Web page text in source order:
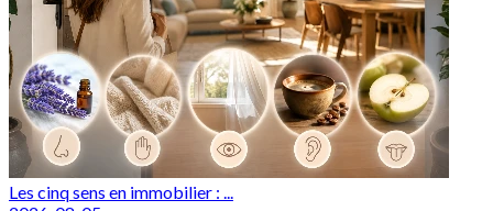
Les cinq sens en immobilier : ...